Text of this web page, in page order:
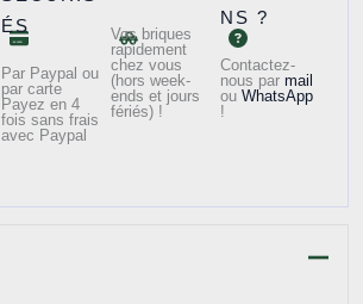
ÉS
Par Paypal ou
par carte
Payez en 4
fois sans frais
avec Paypal
Vos briques
rapidement
chez vous
(hors week-
ends et jours
fériés) !
NS ?
Contactez-
nous par mail
ou WhatsApp
!